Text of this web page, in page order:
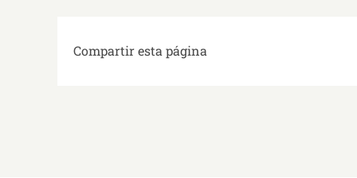
Compartir esta página